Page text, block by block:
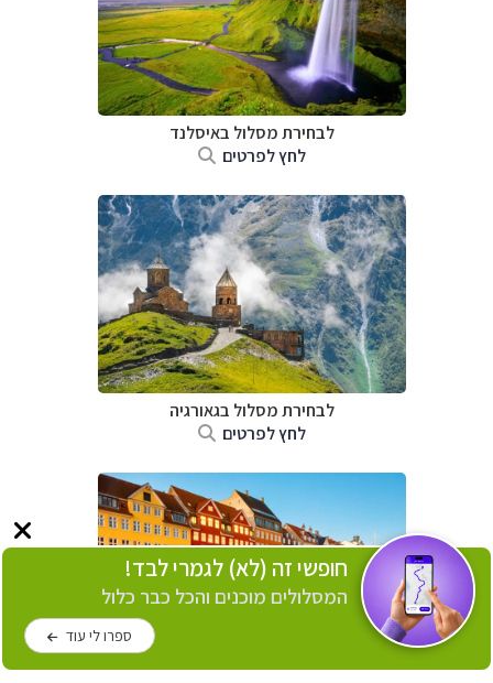
לבחירת מסלול באיסלנד
לחץ לפרטים
לבחירת מסלול בגאורגיה
לחץ לפרטים
חופשי זה (לא) לגמרי לבד!
המסלולים מוכנים והכל כבר כלול
ספרו לי עוד